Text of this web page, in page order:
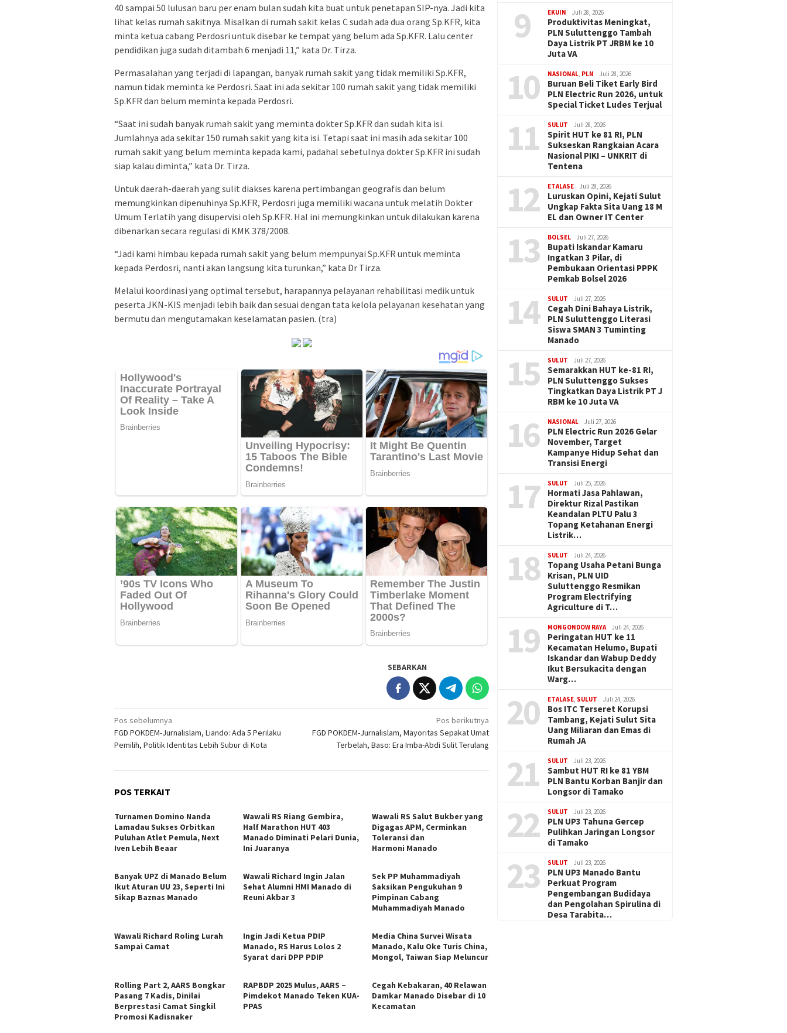
40 sampai 50 lulusan baru per enam bulan sudah kita buat untuk penetapan SIP-nya. Jadi kita
lihat kelas rumah sakitnya. Misalkan di rumah sakit kelas C sudah ada dua orang Sp.KFR, kita
minta ketua cabang Perdosri untuk disebar ke tempat yang belum ada Sp.KFR. Lalu center
pendidikan juga sudah ditambah 6 menjadi 11,” kata Dr. Tirza.
Permasalahan yang terjadi di lapangan, banyak rumah sakit yang tidak memiliki Sp.KFR,
namun tidak meminta ke Perdosri. Saat ini ada sekitar 100 rumah sakit yang tidak memiliki
Sp.KFR dan belum meminta kepada Perdosri.
“Saat ini sudah banyak rumah sakit yang meminta dokter Sp.KFR dan sudah kita isi.
Jumlahnya ada sekitar 150 rumah sakit yang kita isi. Tetapi saat ini masih ada sekitar 100
rumah sakit yang belum meminta kepada kami, padahal sebetulnya dokter Sp.KFR ini sudah
siap kalau diminta,” kata Dr. Tirza.
Untuk daerah-daerah yang sulit diakses karena pertimbangan geografis dan belum
memungkinkan dipenuhinya Sp.KFR, Perdosri juga memiliki wacana untuk melatih Dokter
Umum Terlatih yang disupervisi oleh Sp.KFR. Hal ini memungkinkan untuk dilakukan karena
dibenarkan secara regulasi di KMK 378/2008.
“Jadi kami himbau kepada rumah sakit yang belum mempunyai Sp.KFR untuk meminta
kepada Perdosri, nanti akan langsung kita turunkan,” kata Dr Tirza.
Melalui koordinasi yang optimal tersebut, harapannya pelayanan rehabilitasi medik untuk
peserta JKN-KIS menjadi lebih baik dan sesuai dengan tata kelola pelayanan kesehatan yang
bermutu dan mengutamakan keselamatan pasien. (tra)
SEBARKAN
Navigasi
pos
Pos sebelumnya
FGD POKDEM-Jurnalislam, Liando: Ada 5 Perilaku
Pemilih, Politik Identitas Lebih Subur di Kota
Pos berikutnya
FGD POKDEM-Jurnalislam, Mayoritas Sepakat Umat
Terbelah, Baso: Era Imba-Abdi Sulit Terulang
POS TERKAIT
Turnamen Domino Nanda
Lamadau Sukses Orbitkan
Puluhan Atlet Pemula, Next
Iven Lebih Beaar
Wawali RS Riang Gembira,
Half Marathon HUT 403
Manado Diminati Pelari Dunia,
Ini Juaranya
Wawali RS Salut Bukber yang
Digagas APM, Cerminkan
Toleransi dan
Harmoni Manado
Banyak UPZ di Manado Belum
Ikut Aturan UU 23, Seperti Ini
Sikap Baznas Manado
Wawali Richard Ingin Jalan
Sehat Alumni HMI Manado di
Reuni Akbar 3
Sek PP Muhammadiyah
Saksikan Pengukuhan 9
Pimpinan Cabang
Muhammadiyah Manado
Wawali Richard Roling Lurah
Sampai Camat
Ingin Jadi Ketua PDIP
Manado, RS Harus Lolos 2
Syarat dari DPP PDIP
Media China Survei Wisata
Manado, Kalu Oke Turis China,
Mongol, Taiwan Siap Meluncur
Rolling Part 2, AARS Bongkar
Pasang 7 Kadis, Dinilai
Berprestasi Camat Singkil
Promosi Kadisnaker
RAPBDP 2025 Mulus, AARS –
Pimdekot Manado Teken KUA-
PPAS
Cegah Kebakaran, 40 Relawan
Damkar Manado Disebar di 10
Kecamatan
9 EKUIN Juli 28, 2026
Produktivitas Meningkat,
PLN Suluttenggo Tambah
Daya Listrik PT JRBM ke 10
Juta VA
10 NASIONAL PLN Juli 28, 2026
Buruan Beli Tiket Early Bird
PLN Electric Run 2026, untuk
Special Ticket Ludes Terjual
11 SULUT Juli 28, 2026
Spirit HUT ke 81 RI, PLN
Sukseskan Rangkaian Acara
Nasional PIKI – UNKRIT di
Tentena
12 ETALASE Juli 28, 2026
Luruskan Opini, Kejati Sulut
Ungkap Fakta Sita Uang 18 M
EL dan Owner IT Center
13 BOLSEL Juli 27, 2026
Bupati Iskandar Kamaru
Ingatkan 3 Pilar, di
Pembukaan Orientasi PPPK
Pemkab Bolsel 2026
14 SULUT Juli 27, 2026
Cegah Dini Bahaya Listrik,
PLN Suluttenggo Literasi
Siswa SMAN 3 Tuminting
Manado
15 SULUT Juli 27, 2026
Semarakkan HUT ke-81 RI,
PLN Suluttenggo Sukses
Tingkatkan Daya Listrik PT J
RBM ke 10 Juta VA
16 NASIONAL Juli 27, 2026
PLN Electric Run 2026 Gelar
November, Target
Kampanye Hidup Sehat dan
Transisi Energi
17 SULUT Juli 25, 2026
Hormati Jasa Pahlawan,
Direktur Rizal Pastikan
Keandalan PLTU Palu 3
Topang Ketahanan Energi
Listrik…
18 SULUT Juli 24, 2026
Topang Usaha Petani Bunga
Krisan, PLN UID
Suluttenggo Resmikan
Program Electrifying
Agriculture di T…
19 MONGONDOW RAYA Juli 24, 2026
Peringatan HUT ke 11
Kecamatan Helumo, Bupati
Iskandar dan Wabup Deddy
Ikut Bersukacita dengan
Warg…
20 ETALASE SULUT Juli 24, 2026
Bos ITC Terseret Korupsi
Tambang, Kejati Sulut Sita
Uang Miliaran dan Emas di
Rumah JA
21 SULUT Juli 23, 2026
Sambut HUT RI ke 81 YBM
PLN Bantu Korban Banjir dan
Longsor di Tamako
22 SULUT Juli 23, 2026
PLN UP3 Tahuna Gercep
Pulihkan Jaringan Longsor
di Tamako
23 SULUT Juli 23, 2026
PLN UP3 Manado Bantu
Perkuat Program
Pengembangan Budidaya
dan Pengolahan Spirulina di
Desa Tarabita…